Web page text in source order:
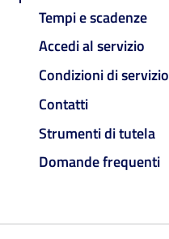
Tempi e scadenze
Accedi al servizio
Condizioni di servizio
Contatti
Strumenti di tutela
Domande frequenti